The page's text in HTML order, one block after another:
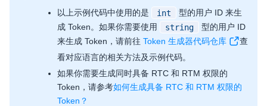
以上示例代码中使用的是 int
型的用户 ID 来生
成 Token。如果你需要使用
string
型的用户 ID
来生成 Token，请前往 Token 生成器代码仓库
查
看对应语言的相关方法及示例代码。
如果你需要生成同时具备 RTC 和 RTM 权限的
Token，请参考如何生成具备 RTC 和 RTM 权限的
Token？